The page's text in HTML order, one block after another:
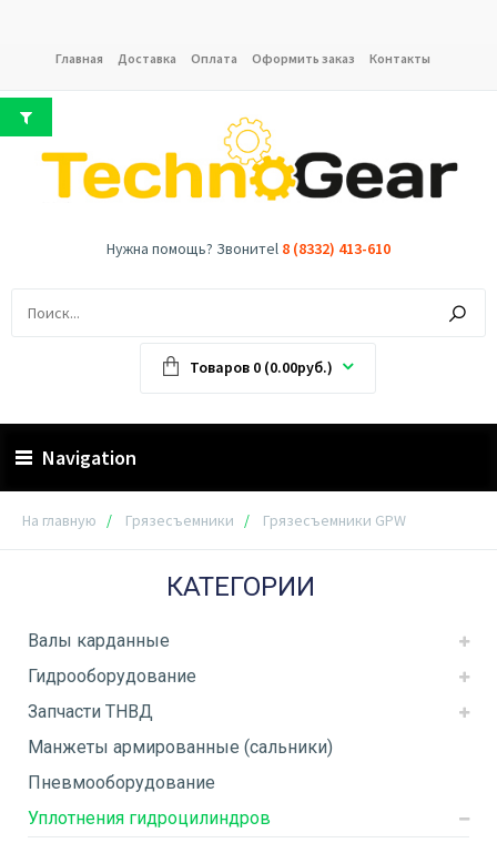
Главная Доставка Оплата Оформить заказ Контакты
Нужна помощь? Звонитеl 8 (8332) 413-610
Товаров 0 (0.00руб.)
Navigation
На главную Грязесъемники Грязесъемники GPW
КАТЕГОРИИ
Валы карданные
Гидрооборудование
Запчасти ТНВД
Манжеты армированные (сальники)
Пневмооборудование
Уплотнения гидроцилиндров